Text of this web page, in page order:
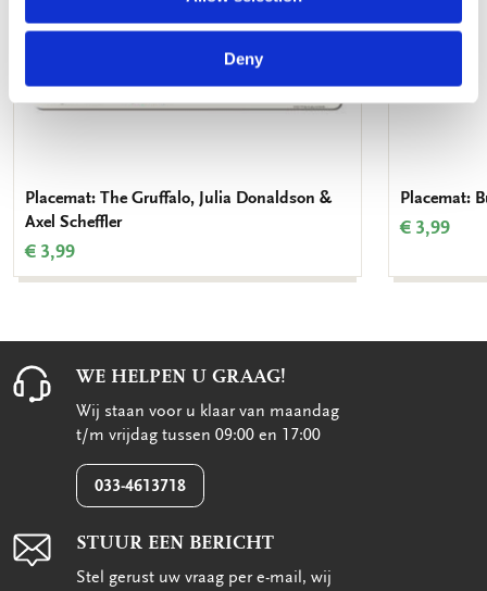
Deny
Placemat: The Gruffalo, Julia Donaldson &
Axel Scheffler
€ 3,99
Placemat:
€ 3,99
WE HELPEN U GRAAG!
Wij staan voor u klaar van maandag
t/m vrijdag tussen 09:00 en 17:00
033-4613718
STUUR EEN BERICHT
Stel gerust uw vraag per e-mail, wij